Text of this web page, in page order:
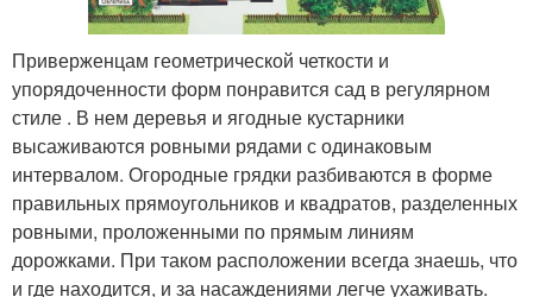
Приверженцам геометрической четкости и
упорядоченности форм понравится сад в регулярном
стиле . В нем деревья и ягодные кустарники
высаживаются ровными рядами с одинаковым
интервалом. Огородные грядки разбиваются в форме
правильных прямоугольников и квадратов, разделенных
ровными, проложенными по прямым линиям
дорожками. При таком расположении всегда знаешь, что
и где находится, и за насаждениями легче ухаживать.